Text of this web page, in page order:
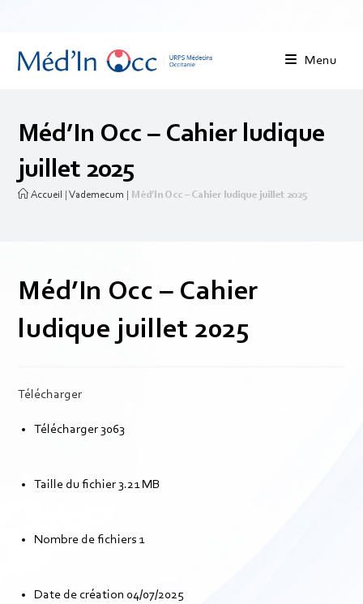
Menu
Méd’In Occ – Cahier ludique
juillet 2025
Accueil |Vademecum Méd’In Occ – Cahier ludique juillet 2025
Méd’In Occ – Cahier
ludique juillet 2025
Télécharger
Télécharger3063
Taille du fichier3.21 MB
Nombre de fichiers 1
Date de création 04/07/2025